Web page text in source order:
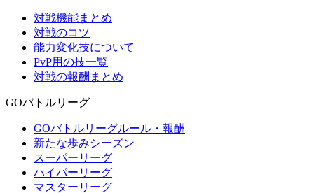
対戦機能まとめ
対戦のコツ
能力変化技について
PvP用の技一覧
対戦の報酬まとめ
GOバトルリーグ
GOバトルリーグルール・報酬
新たな歩みシーズン
スーパーリーグ
ハイパーリーグ
マスターリーグ